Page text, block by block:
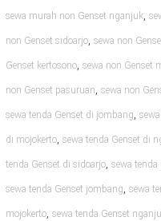
sewa murah non Genset nganjuk,
non Genset sidoarjo, sewa non
Genset kertosono, sewa non Genset
non Genset pasuruan, sewa non
sewa tenda Genset di jombang,
di mojokerto, sewa tenda Genset di
tenda Genset di sidoarjo, sewa tenda
sewa tenda Genset jombang, sewa
mojokerto, sewa tenda Genset